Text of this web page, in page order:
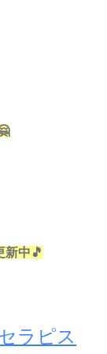
新中🎵
ラピス